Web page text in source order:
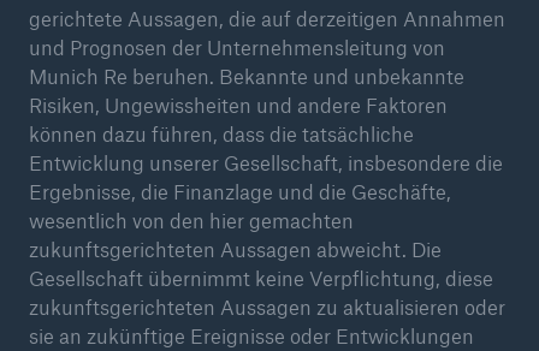
gerichtete Aussagen, die auf derzeitigen Annahmen
und Prognosen der Unternehmensleitung von
Munich Re beruhen. Bekannte und unbekannte
Risiken, Ungewissheiten und andere Faktoren
können dazu führen, dass die tatsächliche
Entwicklung unserer Gesellschaft, insbesondere die
Ergebnisse, die Finanzlage und die Geschäfte,
wesentlich von den hier gemachten
zukunftsgerichteten Aussagen abweicht. Die
Gesellschaft übernimmt keine Verpflichtung, diese
zukunftsgerichteten Aussagen zu aktualisieren oder
sie an zukünftige Ereignisse oder Entwicklungen